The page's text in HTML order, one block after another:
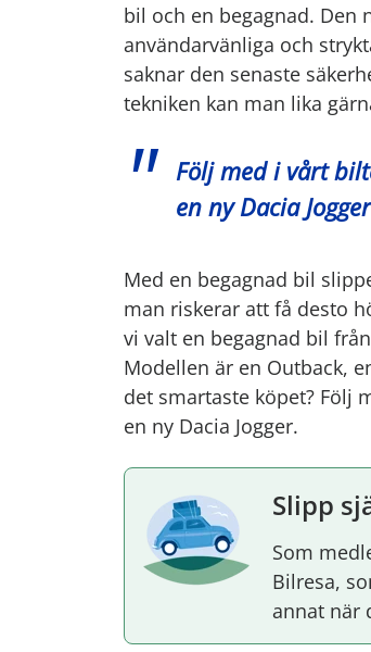
bil och en begagnad. Den
användarvänliga och
saknar den senaste
tekniken kan man lika
Följ med i vårt
en ny Dacia Jogger
Med en begagnad bil
man riskerar att få desto
vi valt en begagnad bil
Modellen är en Outback,
det smartaste köpet? Följ
en ny Dacia Jogger.
Slipp
Som
Bilresa,
annat när